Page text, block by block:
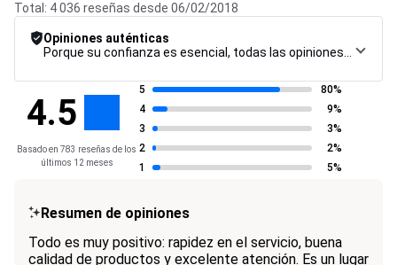
Total: 4 036 reseñas desde 06/02/2018
Opiniones auténticas
4.5
Basado en 783 reseñas de los
últimos 12 meses
5
80%
4
9%
3
3%
2
2%
1
5%
Resumen de opiniones
Todo es muy positivo: rapidez en el servicio, buena
calidad de productos y excelente atención. Es un lugar